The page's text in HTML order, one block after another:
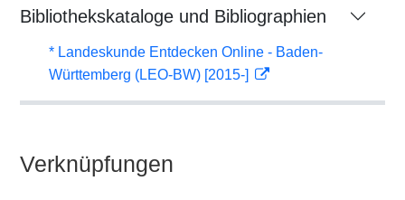
Bibliothekskataloge und Bibliographien
* Landeskunde Entdecken Online - Baden-
Württemberg (LEO-BW) [2015-]
Verknüpfungen